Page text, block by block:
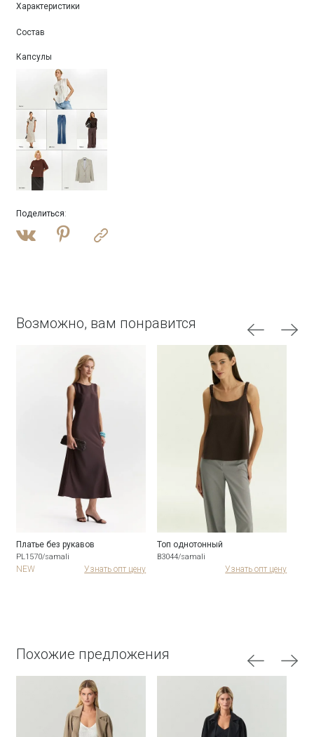
Характеристики
Состав
Капсулы
Поделиться:
Возможно, вам понравится
Платье без рукавов
PL1570/samali
NEW Узнать опт цену
Топ однотонный
B3044/samali
Узнать опт цену
Похожие предложения